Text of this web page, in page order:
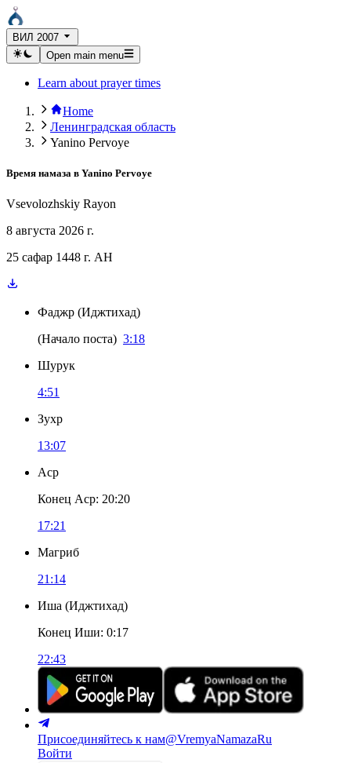
ВИЛ 2007
Open main menu
Learn about prayer times
Home
Ленинградская область
Yanino Pervoye
Время намаза в Yanino Pervoye
Vsevolozhskiy Rayon
8 августа 2026 г.
25 сафар 1448 г. AH
Фаджр (Иджтихад)
(Начало поста) 3:18
Шурук
4:51
Зухр
13:07
Аср
Конец Аср: 20:20
17:21
Магриб
21:14
Иша (Иджтихад)
Конец Иши: 0:17
22:43
Присоединяйтесь к нам@VremyaNamazaRu
Войти